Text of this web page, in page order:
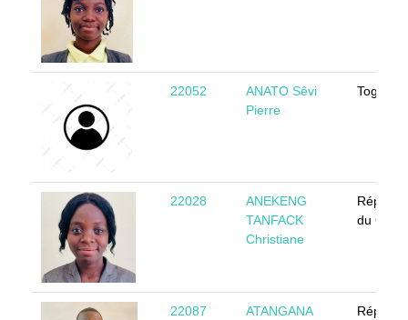
22052
ANATO Sêvi
Pierre
Togo
22028
ANEKENG
TANFACK
Christiane
du
22087
ATANGANA